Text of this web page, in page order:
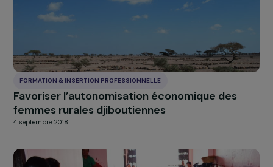
Les Audacieuses 2017
4 septembre 2018